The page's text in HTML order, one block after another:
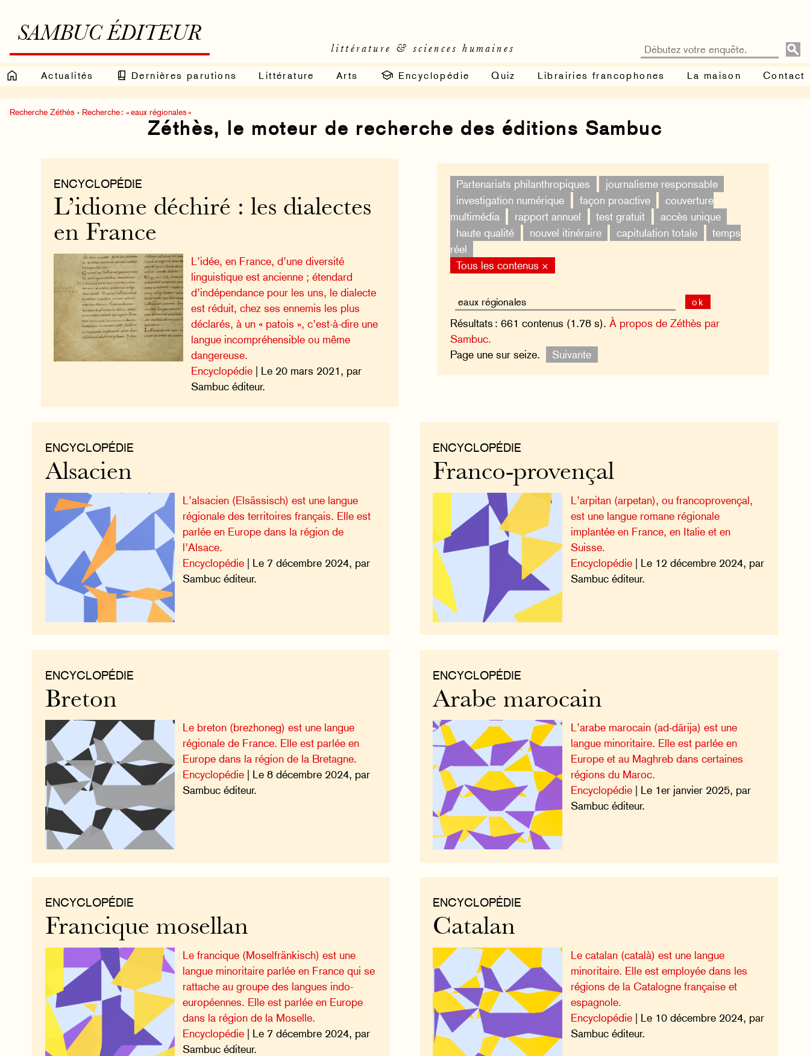
SAMBUC ÉDITEUR
littérature & sciences humaines
Actualités Dernières parutions Littérature Arts Encyclopédie Quiz Librairies francophones La maison Contact
Recherche Zéthès › Recherche : « eaux régionales »
Zéthès, le moteur de recherche des éditions Sambuc
Partenariats philanthropiques
journalisme responsable
investigation numérique
façon proactive
couverture
multimédia
rapport annuel test gratuit
accès unique
haute qualité
nouvel itinéraire capitulation totale
temps
réel
Tous les contenus ×
ok
Résultats : 661 contenus (1.78 s). À propos de Zéthès par
Sambuc.
Page une sur seize.
Suivante
ENCYCLOPÉDIE
L’idiome déchiré : les dialectes
en France
L’idée, en France, d’une diversité
linguistique est ancienne ; étendard
d’indépendance pour les uns, le dialecte
est réduit, chez ses ennemis les plus
déclarés, à un « patois », c’est-à-dire une
langue incompréhensible ou même
dangereuse.
Encyclopédie | Le 20 mars 2021, par
Sambuc éditeur.
ENCYCLOPÉDIE
Franco-provençal
L’arpitan (arpetan), ou francoprovençal,
est une langue romane régionale
implantée en France, en Italie et en
Suisse.
Encyclopédie| Le 12 décembre 2024, par
Sambuc éditeur.
ENCYCLOPÉDIE
Alsacien
L’alsacien (Elsässisch) est une langue
régionale des territoires français. Elle est
parlée en Europe dans la région de
l’Alsace.
Encyclopédie | Le 7 décembre 2024, par
Sambuc éditeur.
ENCYCLOPÉDIE
Arabe marocain
L’arabe marocain (ad-dārija) est une
langue minoritaire. Elle est parlée en
Europe et au Maghreb dans certaines
régions du Maroc.
Encyclopédie| Le 1er janvier 2025, par
Sambuc éditeur.
ENCYCLOPÉDIE
Breton
Le breton (brezhoneg) est une langue
régionale de France. Elle est parlée en
Europe dans la région de la Bretagne.
Encyclopédie | Le 8 décembre 2024, par
Sambuc éditeur.
ENCYCLOPÉDIE
Catalan
Le catalan (català) est une langue
minoritaire. Elle est employée dans les
régions de la Catalogne française et
espagnole.
Encyclopédie| Le 10 décembre 2024, par
Sambuc éditeur.
ENCYCLOPÉDIE
Francique mosellan
Le francique (Moselfränkisch) est une
langue minoritaire parlée en France qui se
rattache au groupe des langues indo-
européennes. Elle est parlée en Europe
dans la région de la Moselle.
Encyclopédie | Le 7 décembre 2024, par
Sambuc éditeur.